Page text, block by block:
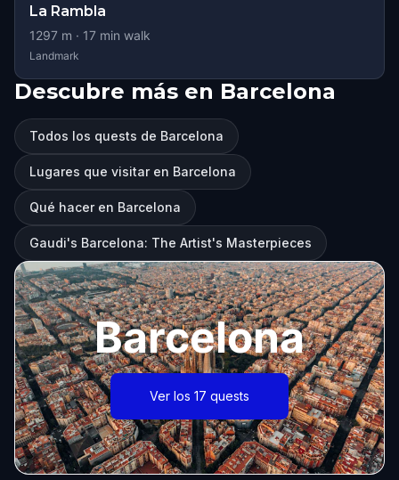
La Rambla
1297 m · 17 min walk
Landmark
Descubre más en Barcelona
Todos los quests de Barcelona
Lugares que visitar en Barcelona
Qué hacer en Barcelona
Gaudi's Barcelona: The Artist's Masterpieces
Barcelona
Ver los 17 quests